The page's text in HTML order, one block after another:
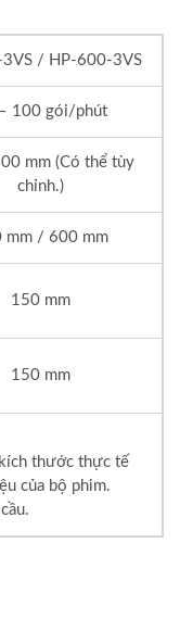
/ HP-600-3VS
100 gói/phút
mm (Có thể tùy
chỉnh.)
mm / 600 mm
150 mm
150 mm
thước thực tế
của bộ phim.